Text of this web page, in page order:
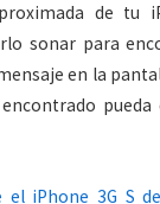
de tu
sonar para
en la
el iPhone 3G S